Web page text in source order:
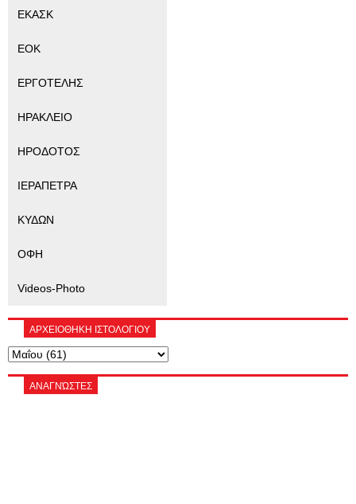
ΕΚΑΣΚ
ΕΟΚ
ΕΡΓΟΤΕΛΗΣ
ΗΡΑΚΛΕΙΟ
ΗΡΟΔΟΤΟΣ
ΙΕΡΑΠΕΤΡΑ
ΚΥΔΩΝ
ΟΦΗ
Videos-Photo
ΑΡΧΕΙΟΘΗΚΗ ΙΣΤΟΛΟΓΙΟΥ
ΑΝΑΓΝΏΣΤΕΣ